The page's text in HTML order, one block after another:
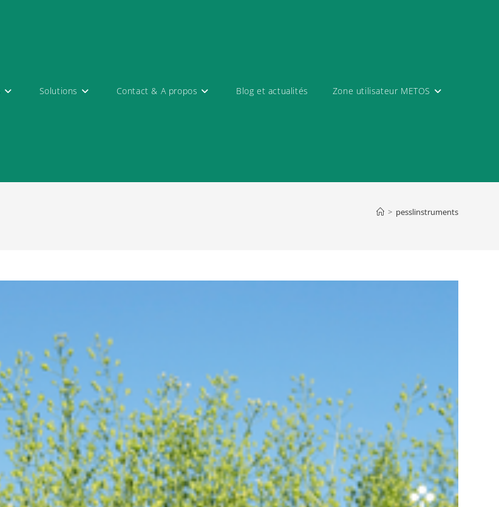
Solutions Contact & A propos Blog et actualités Zone utilisateur METOS
> pesslinstruments